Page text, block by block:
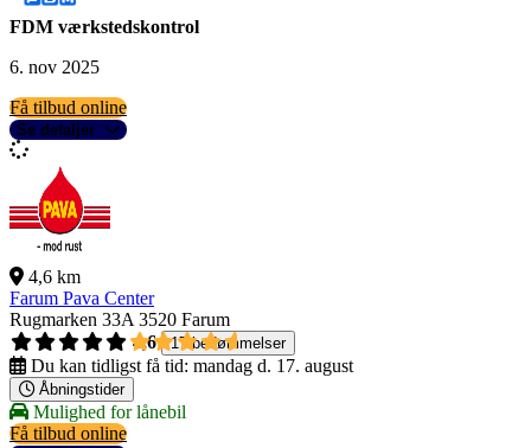
FDM værkstedskontrol
6. nov 2025
Få tilbud online
Se detaljer
4,6 km
Farum Pava Center
Rugmarken 33A 3520 Farum
4,6
17 bedømmelser
Du kan tidligst få tid: mandag d. 17. august
Åbningstider
Mulighed for lånebil
Få tilbud online